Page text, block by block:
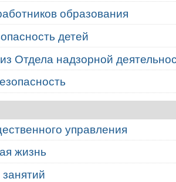
образования
детей
Отдела надзорной
управления
жизнь